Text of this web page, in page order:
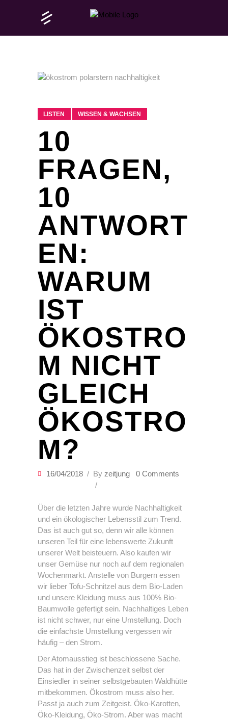
LISTEN WISSEN & WACHSEN
10
FRAGEN,
10
ANTWORT
EN:
WARUM
IST
ÖKOSTRO
M NICHT
GLEICH
ÖKOSTRO
M?
16/04/2018 By zeitjung 0 Comments
Über die letzten Jahre wurde Nachhaltigkeit
und ein ökologischer Lebensstil zum Trend.
Das ist auch gut so, denn wir alle können
unseren Teil für eine lebenswerte Zukunft
unserer Welt beisteuern. Also kaufen wir
unser Gemüse nur noch auf dem regionalen
Wochenmarkt. Anstelle von Burgern essen
wir lieber Tofu-Schnitzel aus dem Bio-Laden
und unsere Kleidung muss aus 100% Bio-
Baumwolle gefertigt sein. Nachhaltiges Leben
ist nicht schwer, nur eine Umstellung. Doch
die einfachste Umstellung vergessen wir
häufig – den Strom.
Der Atomausstieg ist beschlossene Sache.
Das hat in der Zwischenzeit selbst der
Einsiedler in seiner selbstgebauten Waldhütte
mitbekommen. Ökostrom muss also her.
Passt ja auch zum Zeitgeist. Öko-Karotten,
Öko-Kleidung, Öko-Strom. Aber was macht